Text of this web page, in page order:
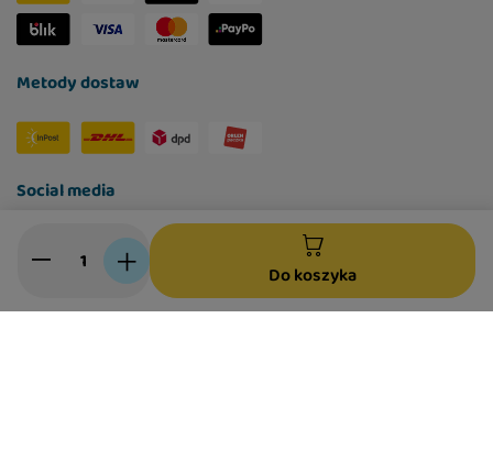
Do koszyka
Metody dostaw
Social media